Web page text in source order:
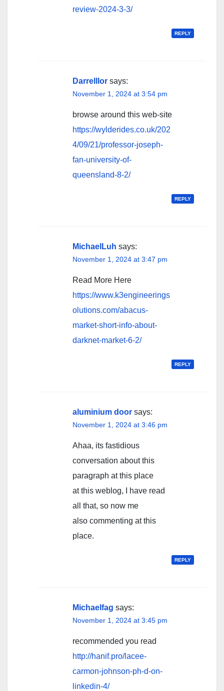
review-2024-3-3/
REPLY
Darrelllor says:
November 1, 2024 at 3:54 pm
browse around this web-site
https://wylderides.co.uk/202
4/09/21/professor-joseph-
fan-university-of-
queensland-8-2/
REPLY
MichaelLuh says:
November 1, 2024 at 3:47 pm
Read More Here
https://www.k3engineerings
olutions.com/abacus-
market-short-info-about-
darknet-market-6-2/
REPLY
aluminium door says:
November 1, 2024 at 3:46 pm
Ahaa, its fastidious
conversation about this
paragraph at this place
at this weblog, I have read
all that, so now me
also commenting at this
place.
REPLY
Michaelfag says:
November 1, 2024 at 3:45 pm
recommended you read
http://hanif.pro/lacee-
carmon-johnson-ph-d-on-
linkedin-4/